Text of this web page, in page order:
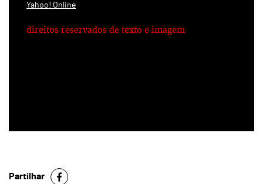
Yahoo! Online
direitos reservados de texto e imagem
Partilhar